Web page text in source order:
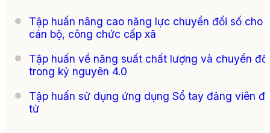
Tập huấn nâng cao năng lực chuyển đổi số cho
cán bộ, công chức cấp xã
Tập huấn về năng suất chất lượng và chuyển
trong kỷ nguyên 4.0
Tập huấn sử dụng ứng dụng Sổ tay đảng viên
tử